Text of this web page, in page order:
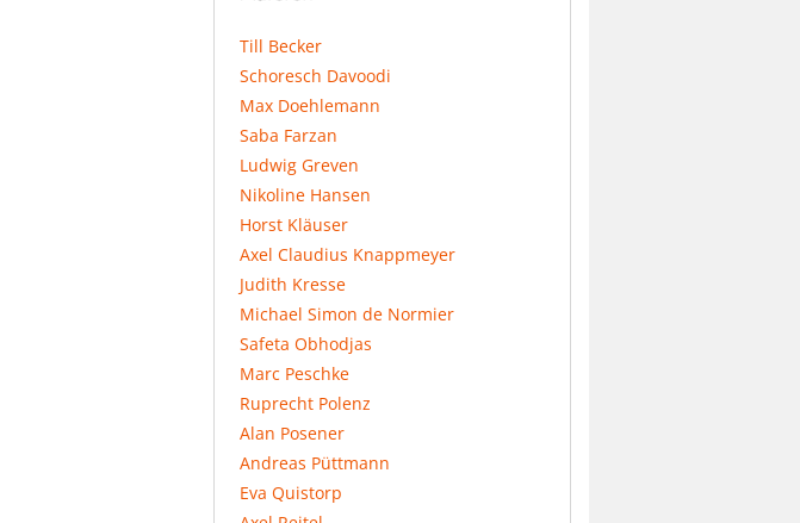
Till Becker
Schoresch Davoodi
Max Doehlemann
Saba Farzan
Ludwig Greven
Nikoline Hansen
Horst Kläuser
Axel Claudius Knappmeyer
Judith Kresse
Michael Simon de Normier
Safeta Obhodjas
Marc Peschke
Ruprecht Polenz
Alan Posener
Andreas Püttmann
Eva Quistorp